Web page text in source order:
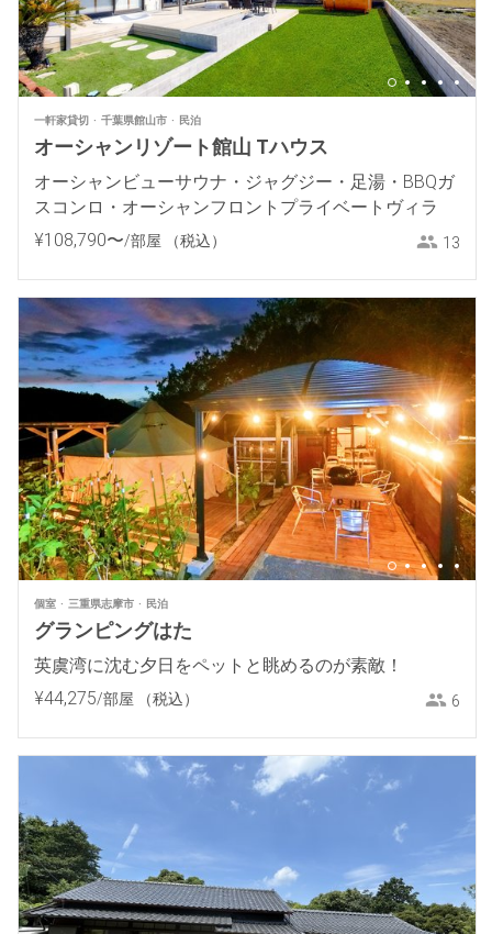
一軒家貸切 千葉県館山市 民泊
オーシャンリゾート館山 Tハウス
オーシャンビューサウナ・ジャグジー・足湯・BBQガ
スコンロ・オーシャンフロントプライベートヴィラ
¥108,790〜/部屋 （税込） 13
個室 三重県志摩市 民泊
グランピングはた
英虞湾に沈む夕日をペットと眺めるのが素敵！
¥44,275/部屋 （税込） 6